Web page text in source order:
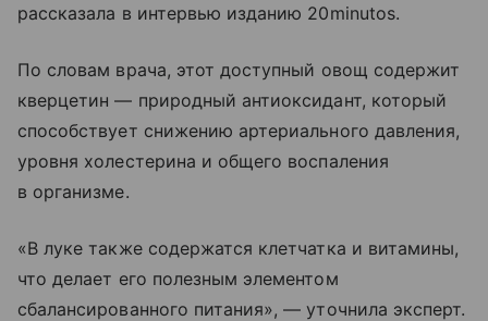
рассказала в интервью изданию 20minutos.
По словам врача, этот доступный овощ содержит
кверцетин — природный антиоксидант, который
способствует снижению артериального давления,
уровня холестерина и общего воспаления
в организме.
«В луке также содержатся клетчатка и витамины,
что делает его полезным элементом
сбалансированного питания», — уточнила эксперт.